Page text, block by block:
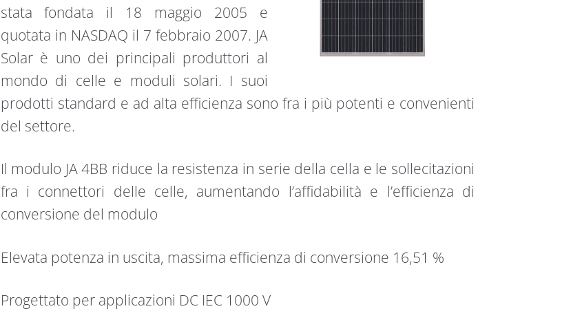
stata fondata il 18 maggio 2005 e
quotata in NASDAQ il 7 febbraio 2007. JA
Solar è uno dei principali produttori al
mondo di celle e moduli solari. I suoi
prodotti standard e ad alta efficienza sono fra i più potenti e convenienti
del settore.
Il modulo JA 4BB riduce la resistenza in serie della cella e le sollecitazioni
fra i connettori delle celle, aumentando l’affidabilità e l’efficienza di
conversione del modulo
Elevata potenza in uscita, massima efficienza di conversione 16,51 %
Progettato per applicazioni DC IEC 1000 V